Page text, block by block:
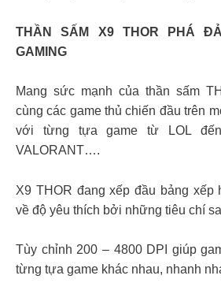
THẦN SẤM X9 THOR PHÁ
GAMING
Mang sức mạnh của thần sấm
cùng các game thủ chiến đầu trên
với từng tựa game từ LOL đến
VALORANT….
X9 THOR đang xếp đầu bảng xếp
về độ yêu thích bởi những tiêu chí
Tùy chỉnh 200 – 4800 DPI giúp
từng tựa game khác nhau, nhanh